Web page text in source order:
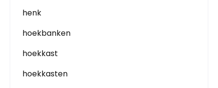
henk
hoekbanken
hoekkast
hoekkasten